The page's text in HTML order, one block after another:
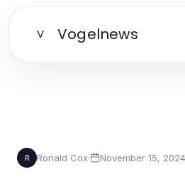
V Vogelnews
R Ronald Cox· November 15, 2024